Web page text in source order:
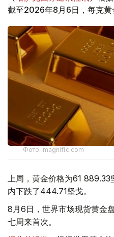
截至2026年8月6日，每克黄
Фото: magnific.com
上周，黄金价格为61 889.33
内下跌了444.71坚戈。
8月6日，世界市场现货黄金
七周来首次。